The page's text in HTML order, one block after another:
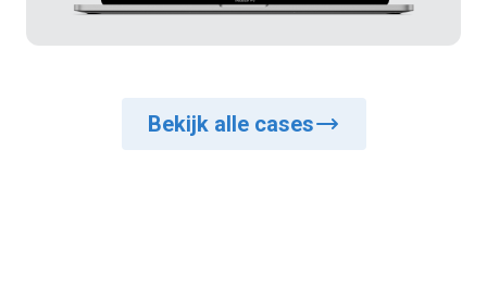
Bekijk alle cases